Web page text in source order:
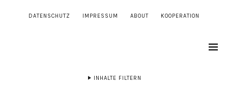
DATENSCHUTZ IMPRESSUM ABOUT KOOPERATION
INHALTE FILTERN